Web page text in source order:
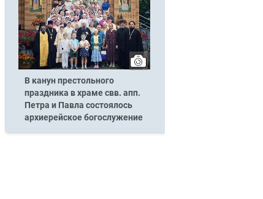
В канун престольного
праздника в храме свв. апп.
Петра и Павла состоялось
архиерейское богослужение